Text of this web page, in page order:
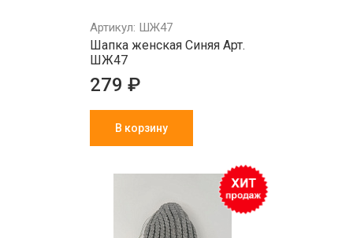
Артикул: ШЖ47
Шапка женская Синяя Арт.
ШЖ47
279 ₽
В корзину